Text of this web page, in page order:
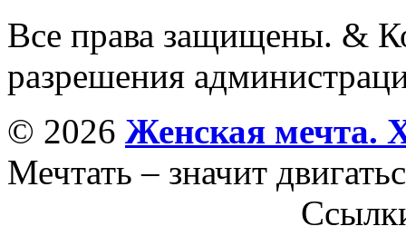
Все права защищены. &
разрешения
© 2026 Женская мечта.
Мечтать – значит